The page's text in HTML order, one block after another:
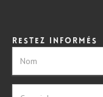
Restez informés